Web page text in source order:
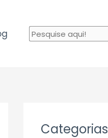
Categorias
r